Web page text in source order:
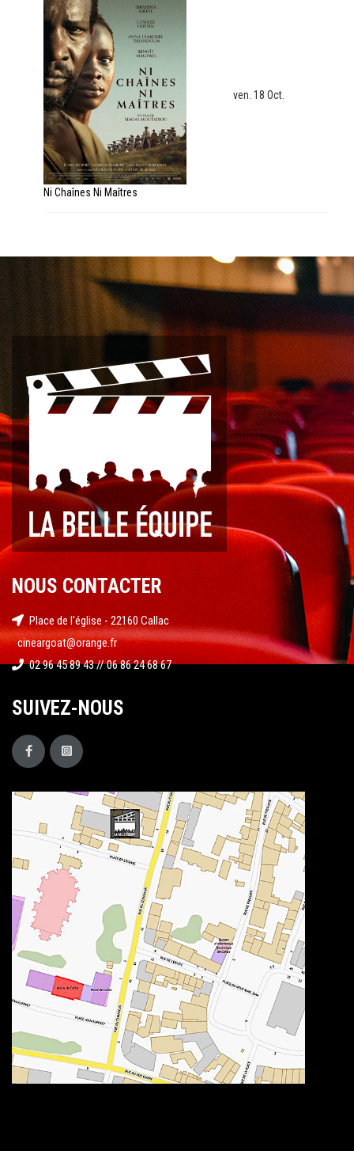
Ni Chaînes Ni Maîtres
ven. 18 Oct.
NOUS CONTACTER
Place de l'église - 22160 Callac
cineargoat@orange.fr
02 96 45 89 43 // 06 86 24 68 67
SUIVEZ-NOUS